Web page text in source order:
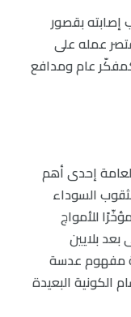
الذي توفي عام 1955 بسبب إصابته بقصور
عمله على
عام ومدافع
إحدى أهم
السوداء
للأمواج
بلايين
مفهوم عدسة
الكونية البعيدة